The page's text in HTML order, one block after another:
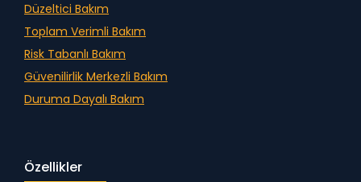
Düzeltici Bakım
Toplam Verimli Bakım
Risk Tabanlı Bakım
Güvenilirlik Merkezli Bakım
Duruma Dayalı Bakım
Özellikler